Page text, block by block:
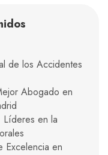
de los Accidentes
Abogado en
Líderes en la
Excelencia en